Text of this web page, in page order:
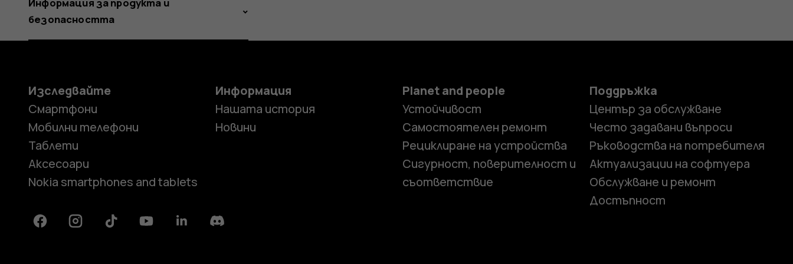
безопасността
Изследвайте
Смартфони
Мобилни телефони
Таблети
Аксесоари
Nokia smartphones and tablets
Информация
Нашата история
Новини
Planet and people
Устойчивост
Самостоятелен ремонт
Рециклиране на устройства
Сигурност, поверителност и
съответствие
Поддръжка
Център за обслужване
Често задавани въпроси
Ръководства на потребителя
Актуализации на софтуера
Обслужване и ремонт
Достъпност
FacebookInstagramTiktok YoutubeLinkedinDiscord